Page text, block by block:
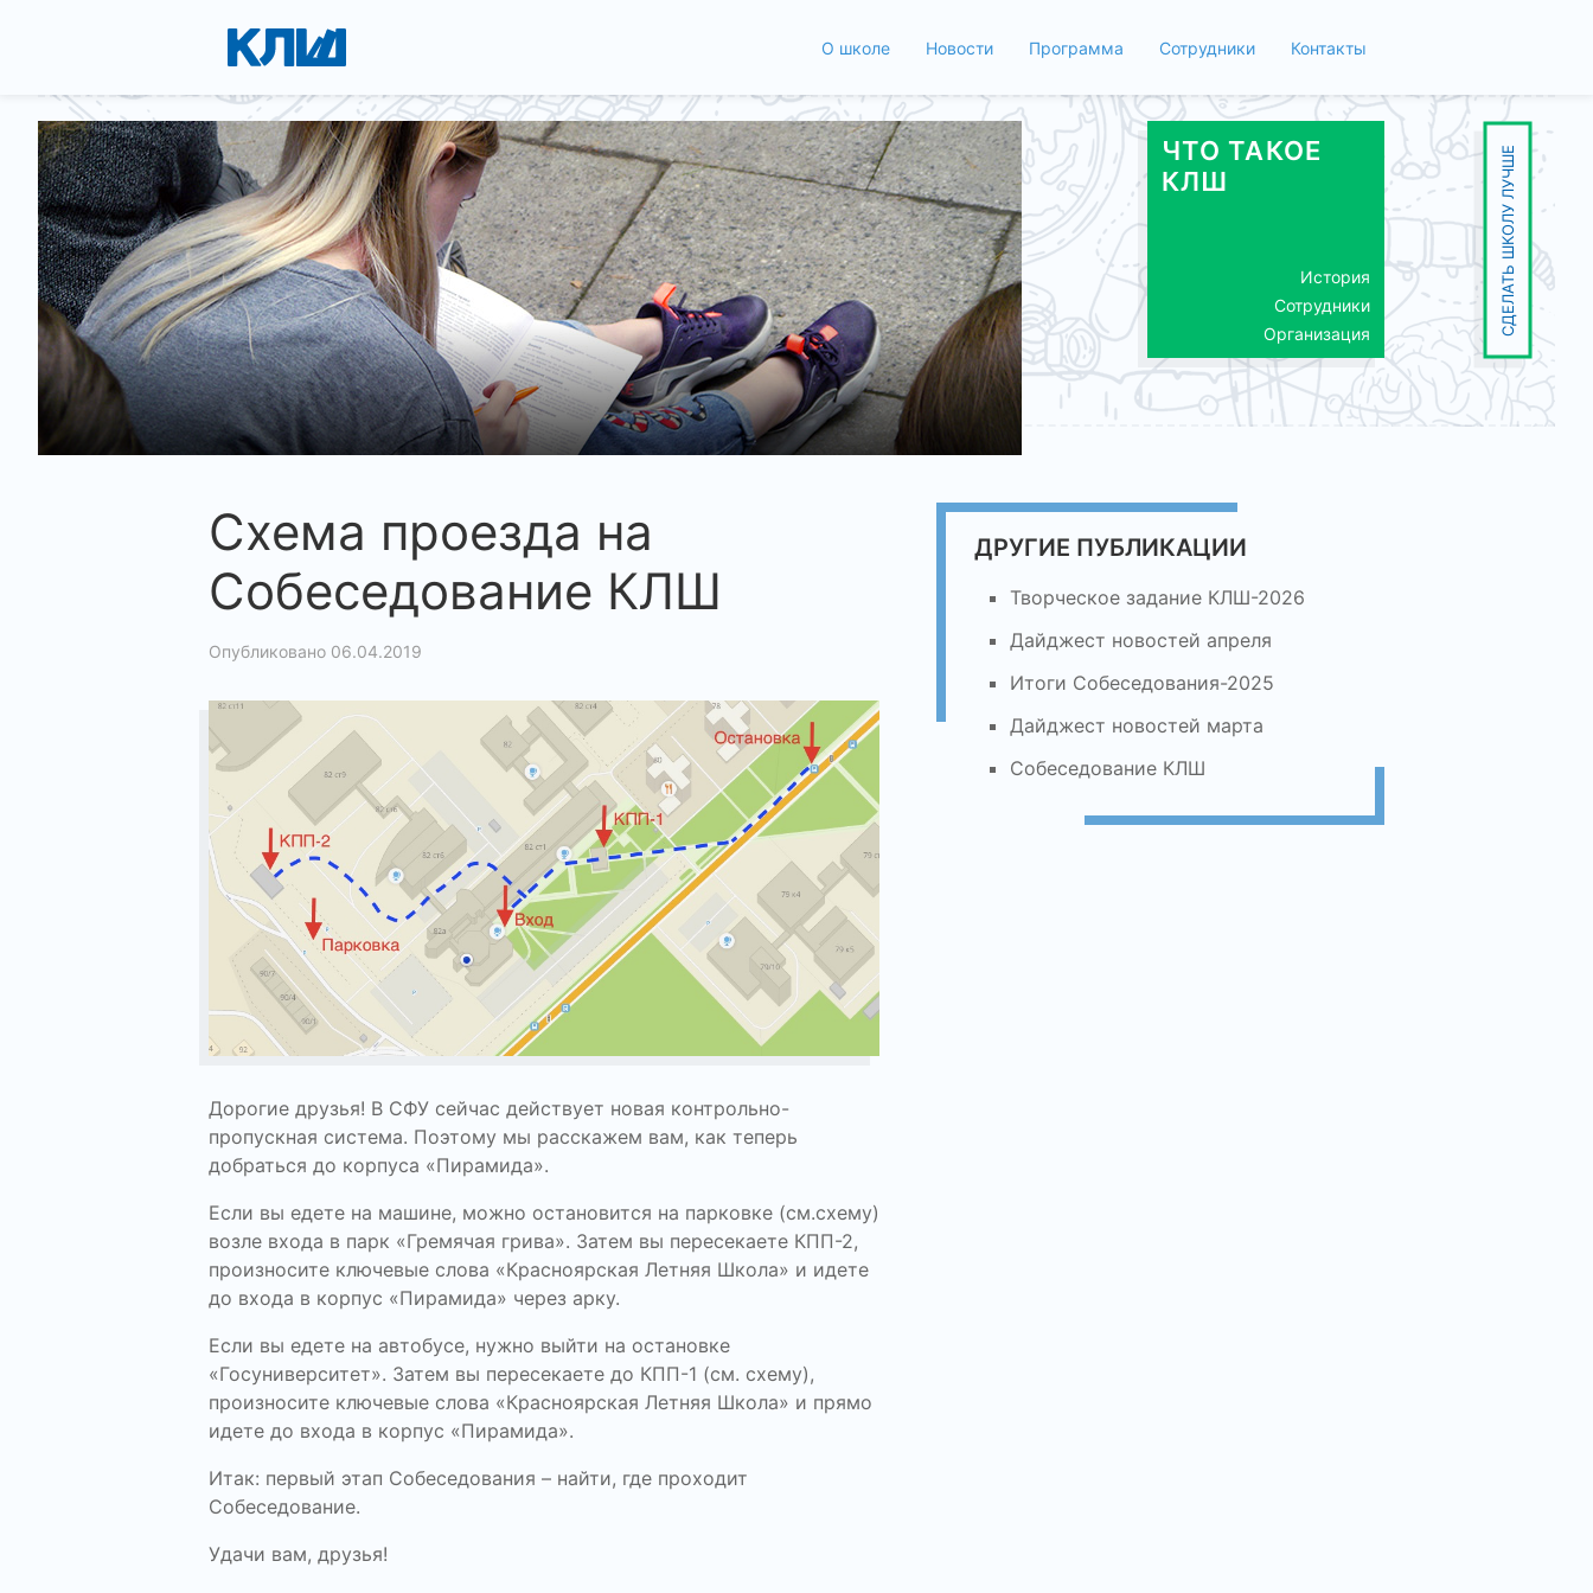
О школе Новости Программа Сотрудники Контакты
СДЕЛАТЬ ШКОЛУ ЛУЧШЕ
ЧТО ТАКОЕ
КЛШ
История
Сотрудники
Организация
Схема проезда на
Собеседование КЛШ
Опубликовано 06.04.2019
Дорогие друзья! В СФУ сейчас действует новая контрольно-
пропускная система. Поэтому мы расскажем вам, как теперь
добраться до корпуса «Пирамида».
Если вы едете на машине, можно остановится на парковке (см.схему)
возле входа в парк «Гремячая грива». Затем вы пересекаете КПП-2,
произносите ключевые слова «Красноярская Летняя Школа» и идете
до входа в корпус «Пирамида» через арку.
Если вы едете на автобусе, нужно выйти на остановке
«Госуниверситет». Затем вы пересекаете до КПП-1 (см. схему),
произносите ключевые слова «Красноярская Летняя Школа» и прямо
идете до входа в корпус «Пирамида».
Итак: первый этап Собеседования – найти, где проходит
Собеседование.
Удачи вам, друзья!
ДРУГИЕ ПУБЛИКАЦИИ
Творческое задание КЛШ-2026
Дайджест новостей апреля
Итоги Собеседования-2025
Дайджест новостей марта
Собеседование КЛШ